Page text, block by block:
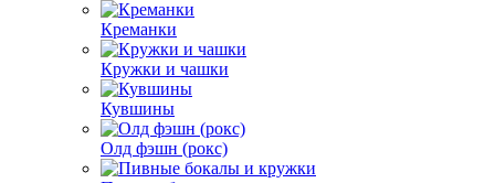
Креманки
Кружки и чашки
Кувшины
Олд фэшн (рокс)